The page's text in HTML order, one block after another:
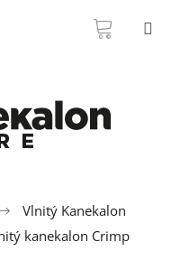
KOŠÍK
Vlnitý Kanekalon
kanekalon Crimp